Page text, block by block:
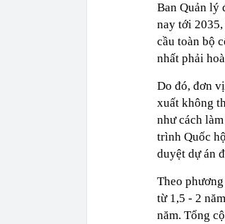
Ban Quản lý
nay tới 2035,
cầu toàn bộ
nhất phải
Do đó, đơn
xuất không
như cách
trình Quốc
duyệt dự án
Theo
từ 1,5 - 2
năm. Tổng